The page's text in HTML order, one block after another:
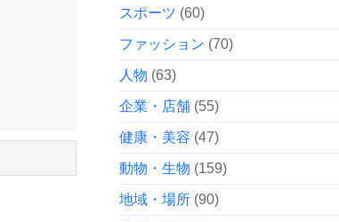
スポーツ (60)
ファッション (70)
人物 (63)
企業・店舗 (55)
健康・美容 (47)
動物・生物 (159)
地域・場所 (90)